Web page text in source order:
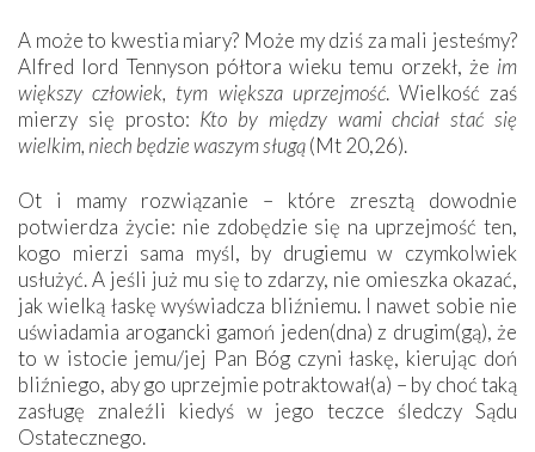
A może to kwestia miary? Może my dziś za mali jesteśmy?
Alfred lord Tennyson półtora wieku temu orzekł, że im
większy człowiek, tym większa uprzejmość. Wielkość zaś
mierzy się prosto: Kto by między wami chciał stać się
wielkim, niech będzie waszym sługą(Mt 20,26).
Ot i mamy rozwiązanie – które zresztą dowodnie
potwierdza życie: nie zdobędzie się na uprzejmość ten,
kogo mierzi sama myśl, by drugiemu w czymkolwiek
usłużyć. A jeśli już mu się to zdarzy, nie omieszka okazać,
jak wielką łaskę wyświadcza bliźniemu. I nawet sobie nie
uświadamia arogancki gamoń jeden(dna) z drugim(gą), że
to w istocie jemu/jej Pan Bóg czyni łaskę, kierując doń
bliźniego, aby go uprzejmie potraktował(a) – by choć taką
zasługę znaleźli kiedyś w jego teczce śledczy Sądu
Ostatecznego.